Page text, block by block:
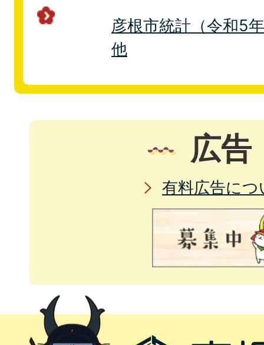
彦根市統計（令和5
他
広告
有料広告につ